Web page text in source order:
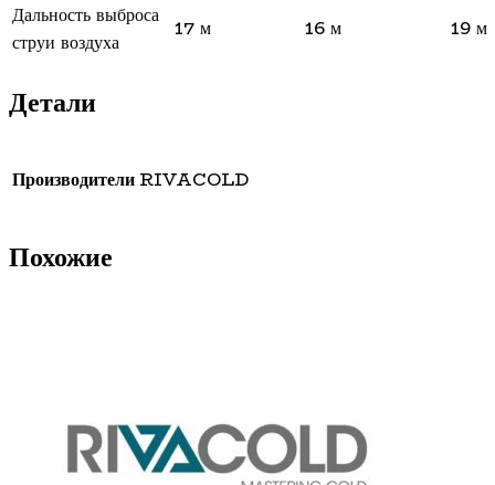
Дальность выброса
струи воздуха
17 м 16 м 19 м
Детали
Производители RIVACOLD
Похожие